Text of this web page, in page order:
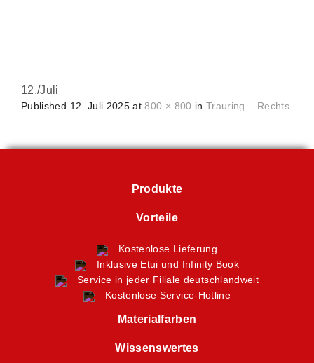
12,/Juli
Published 12. Juli 2025 at800 × 800 inTrauring – Rechts.
Produkte
Vorteile
Kostenlose Lieferung
Inklusive Etui und Infinity Book
Service in jeder Filiale deutschlandweit
Kostenlose Service-Hotline
Materialfarben
Wissenswertes